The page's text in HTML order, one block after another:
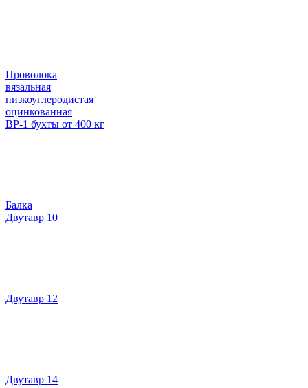
Проволока
вязальная
низкоуглеродистая
оцинкованная
ВР-1 бухты от 400 кг
Балка
Двутавр 10
Двутавр 12
Двутавр 14